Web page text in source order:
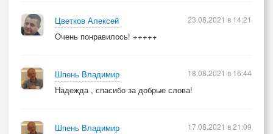
Цветков Алексей
Очень понравилось! +++++
23.08.2021 в 14:21
Шпень Владимир
Надежда , спасибо за добрые слова!
18.08.2021 в 16:44
Шпень Владимир
17.08.2021 в 21:09